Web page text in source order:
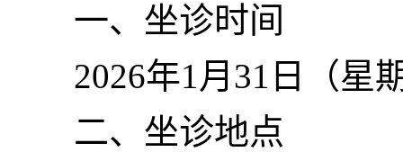
一、坐诊时间
2026年1月31日（星
二、坐诊地点